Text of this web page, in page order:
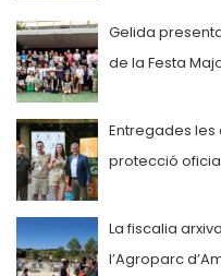
Gelida
de la Festa
Entregades
protecció
La fiscalia
l’Agroparc